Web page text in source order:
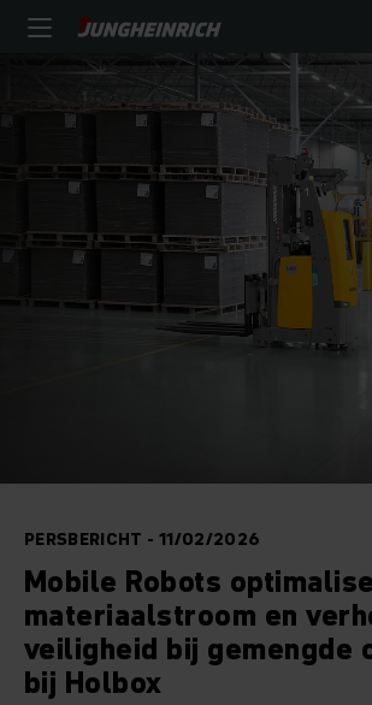
PERSBERICHT - 11/02/2026
Mobile Robots
materiaalstroom en
veiligheid bij gemengde
bij Holbox